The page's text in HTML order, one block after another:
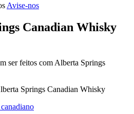
Avise-nos
Canadian Whisky
ser feitos com Alberta Springs
Springs Canadian Whisky